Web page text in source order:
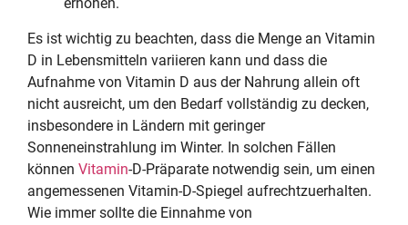
Es ist wichtig zu beachten, dass die Menge an Vitamin
D in Lebensmitteln variieren kann und dass die
Aufnahme von Vitamin D aus der Nahrung allein oft
nicht ausreicht, um den Bedarf vollständig zu decken,
insbesondere in Ländern mit geringer
Sonneneinstrahlung im Winter. In solchen Fällen
können Vitamin-D-Präparate notwendig sein, um einen
angemessenen Vitamin-D-Spiegel aufrechtzuerhalten.
Wie immer sollte die Einnahme von